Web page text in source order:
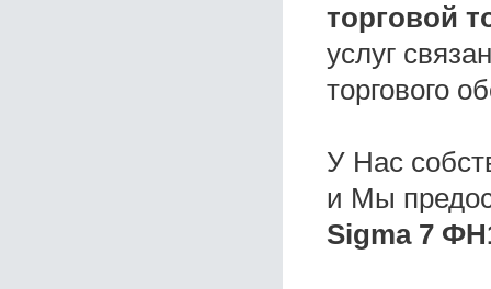
торговой
услуг
торгового
У Нас
и Мы
Sigma 7